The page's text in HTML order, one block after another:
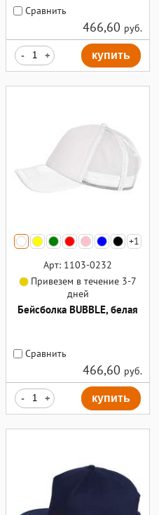
Сравнить
466,60 руб.
- + купить
+1
Арт: 1103-0232
Привезем в течение 3-7
дней
Бейсболка BUBBLE, белая
Сравнить
466,60 руб.
- + купить